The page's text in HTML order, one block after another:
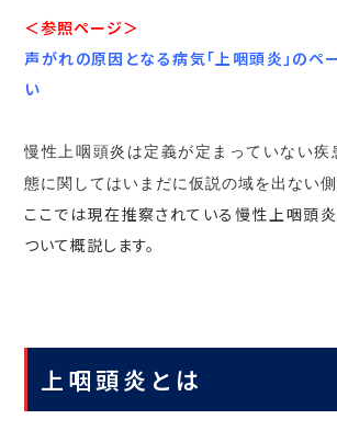
＜参照ページ＞
声がれの原因となる病気「上咽頭炎」のペ
い
慢性上咽頭炎は定義が定まっていない疾
態に関してはいまだに仮説の域を出ない側
ここでは現在推察されている慢性上咽頭
ついて概説します。
上咽頭炎とは